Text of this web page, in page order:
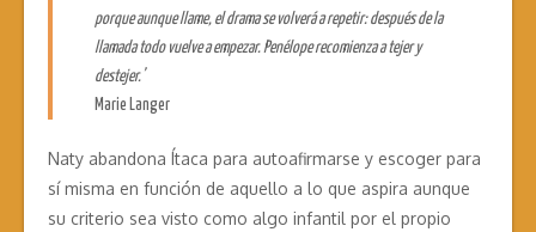
porque aunque llame, el drama se volverá a repetir: después de la
llamada todo vuelve a empezar. Penélope recomienza a tejer y
destejer.’
Marie Langer
Naty abandona Ítaca para autoafirmarse y escoger para
sí misma en función de aquello a lo que aspira aunque
su criterio sea visto como algo infantil por el propio